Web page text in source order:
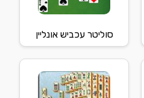
סוליטר עכביש אונליין